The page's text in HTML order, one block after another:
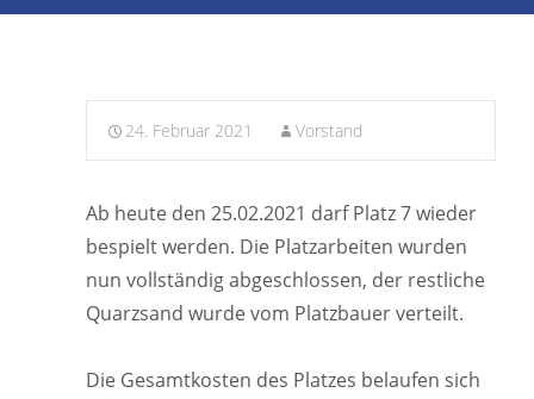
24. Februar 2021 Vorstand
Ab heute den 25.02.2021 darf Platz 7 wieder
bespielt werden. Die Platzarbeiten wurden
nun vollständig abgeschlossen, der restliche
Quarzsand wurde vom Platzbauer verteilt.
Die Gesamtkosten des Platzes belaufen sich